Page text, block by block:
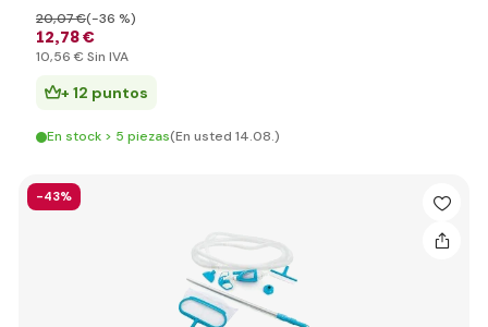
12,78 €
20,07 €(-36 %)
10,56 € Sin IVA
+ 12 puntos
En stock > 5 piezas(En usted 14.08.)
-43%